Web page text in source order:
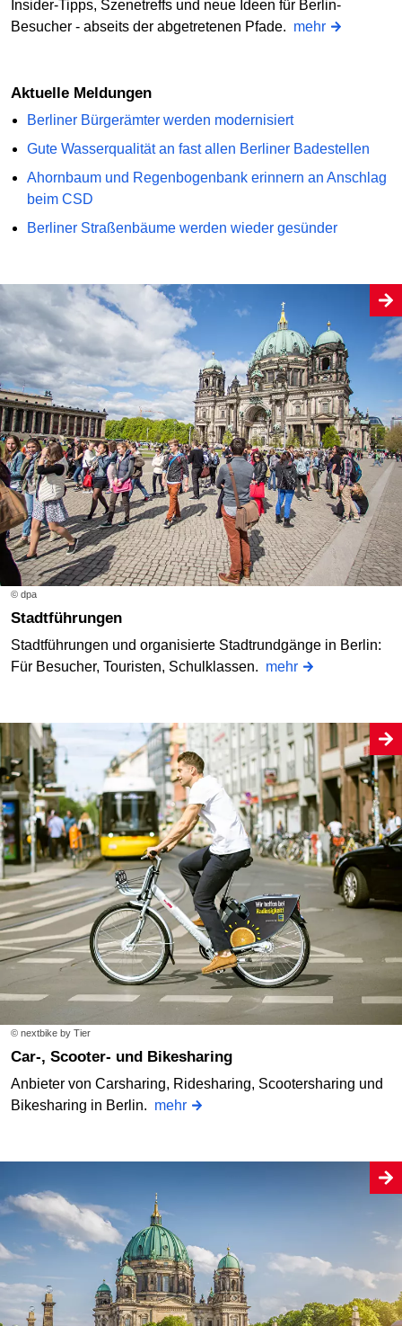
Insider-Tipps, Szenetreffs und neue Ideen für Berlin-
Besucher - abseits der abgetretenen Pfade. mehr
Aktuelle Meldungen
Berliner Bürgerämter werden modernisiert
Gute Wasserqualität an fast allen Berliner Badestellen
Ahornbaum und Regenbogenbank erinnern an Anschlag
beim CSD
Berliner Straßenbäume werden wieder gesünder
© dpa
Stadtführungen
Stadtführungen und organisierte Stadtrundgänge in Berlin:
Für Besucher, Touristen, Schulklassen. mehr
© nextbike by Tier
Car-, Scooter- und Bikesharing
Anbieter von Carsharing, Ridesharing, Scootersharing und
Bikesharing in Berlin. mehr